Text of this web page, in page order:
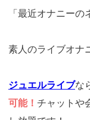
「最近オナニーの
素人のライブオナ
ジュエルライブな
可能！ チャットや